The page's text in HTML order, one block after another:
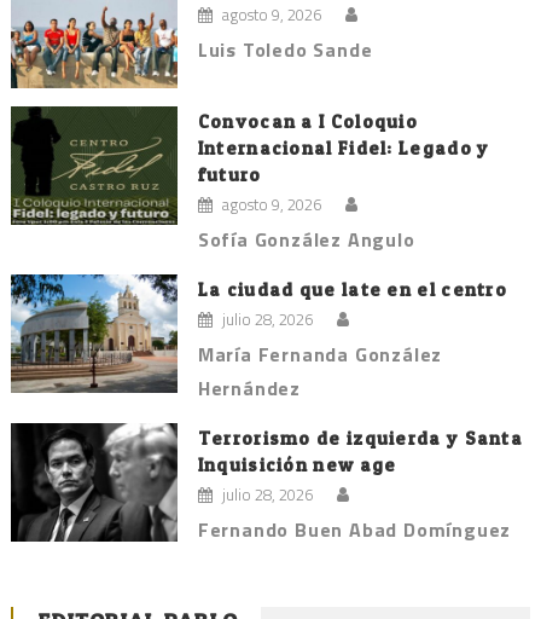
agosto 9, 2026
Luis Toledo Sande
Convocan a I Coloquio
Internacional Fidel: Legado y
futuro
agosto 9, 2026
Sofía González Angulo
La ciudad que late en el centro
julio 28, 2026
María Fernanda González
Hernández
Terrorismo de izquierda y Santa
Inquisición new age
julio 28, 2026
Fernando Buen Abad Domínguez